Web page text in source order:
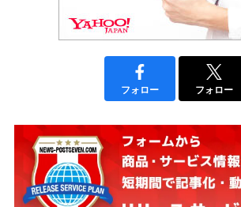
フォロー フォロー